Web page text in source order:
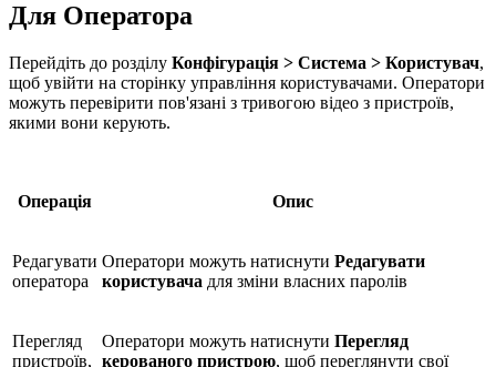
Для Оператора
Перейдіть до розділу Конфігурація > Система > Користувач,
щоб увійти на сторінку управління користувачами. Оператори
можуть перевірити пов'язані з тривогою відео з пристроїв,
якими вони керують.
Операція Опис
Редагувати
оператора
Оператори можуть натиснути Редагувати
користувача для зміни власних паролів
Перегляд
пристроїв,
Оператори можуть натиснути Перегляд
керованого пристрою, щоб переглянути свої